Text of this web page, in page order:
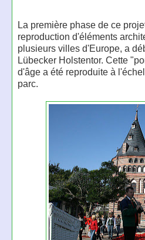
La première phase de ce
reproduction d'éléments
plusieurs villes d'Europe, a
Lübecker Holstentor. Cette
d'âge a été reproduite à
parc.